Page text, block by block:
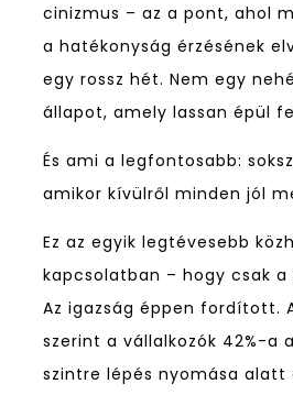
cinizmus – az a pont, ahol
a hatékonyság érzésének
egy rossz hét. Nem egy
állapot, amely lassan épül
És ami a legfontosabb:
amikor kívülről minden jól
Ez az egyik legtévesebb
kapcsolatban – hogy csak a
Az igazság éppen fordított.
szerint a vállalkozók 42%-a
szintre lépés nyomása alatt